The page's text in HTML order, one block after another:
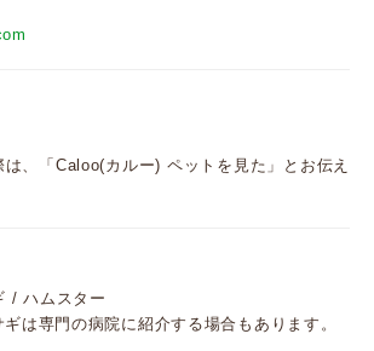
、「Caloo(カルー) ペットを見た」とお伝え
/ ハムスター
は専門の病院に紹介する場合もあります。